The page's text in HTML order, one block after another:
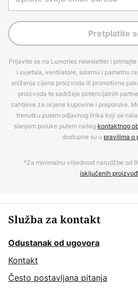
Pretplatite
Prijavite se na Lumories newsletter i
i svjetala, ventilatore, solarnu i pametnu
sniženja cijena proizvoda ili promotivne
proizvoda te sadržaje potencijalnih
zahtjeve za ocjene kupovine i preporuke.
trenutku putem odjavnog linka koji se
slanjem poruke putem našeg kontaktnog
dostupne su u pravilima o
*Za minimalnu vrijednost narudžbe od
isključenih
Služba za kontakt
Odustanak od ugovora
Kontakt
Često postavljana pitanja